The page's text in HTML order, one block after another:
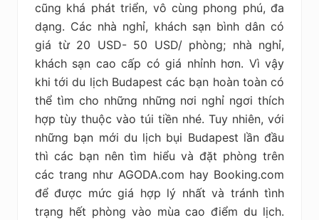
cũng khá phát triển, vô cùng phong phú, đa
dạng. Các nhà nghỉ, khách sạn bình dân có
giá từ 20 USD- 50 USD/ phòng; nhà nghỉ,
khách sạn cao cấp có giá nhỉnh hơn. Vì vậy
khi tới du lịch Budapest các bạn hoàn toàn có
thể tìm cho những những nơi nghỉ ngơi thích
hợp tùy thuộc vào túi tiền nhé. Tuy nhiên, với
những bạn mới du lịch bụi Budapest lần đầu
thì các bạn nên tìm hiểu và đặt phòng trên
các trang như AGODA.com hay Booking.com
để được mức giá hợp lý nhất và tránh tình
trạng hết phòng vào mùa cao điểm du lịch.